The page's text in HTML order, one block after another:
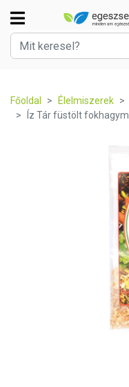
Főoldal Élelmiszerek
Íz Tár füstölt